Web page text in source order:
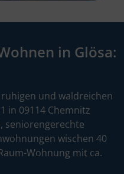
in Glösa:
und waldreichen
in 09114 Chemnitz
seniorengerechte
wischen 40
Wohnung mit ca.